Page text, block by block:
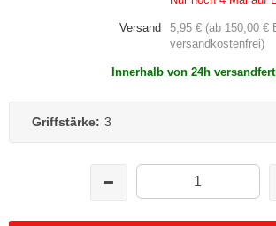
Versand
5,95 € (ab 150,00 €
versandkostenfrei)
Innerhalb von 24h
Griffstärke: 3